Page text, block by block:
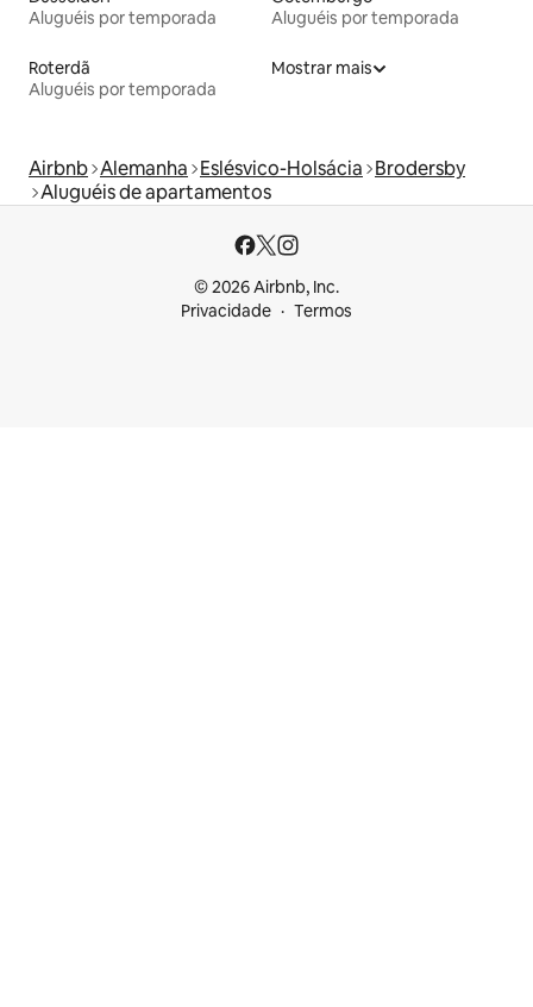
Aluguéis por temporada
Aluguéis por temporada
Roterdã
Aluguéis por temporada
Mostrar mais
Airbnb Alemanha Eslésvico-Holsácia Brodersby
Aluguéis de apartamentos
© 2026 Airbnb, Inc.
Privacidade
Termos